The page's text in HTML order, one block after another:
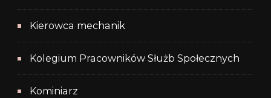
Kierowca mechanik
Kolegium Pracowników Służb Społecznych
Kominiarz